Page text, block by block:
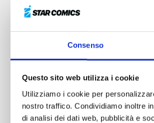
Consenso
Questo sito web utilizza i cookie
Utilizziamo i cookie per
nostro traffico. Condividiamo inoltre
di analisi dei dati web, pubblicità e